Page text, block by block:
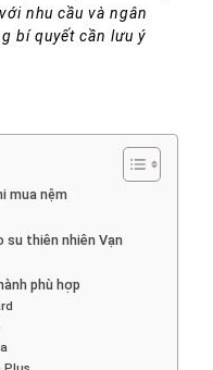
nhu cầu và ngân
bí quyết cần lưu ý
mua nệm
su thiên nhiên Vạn
phù hợp